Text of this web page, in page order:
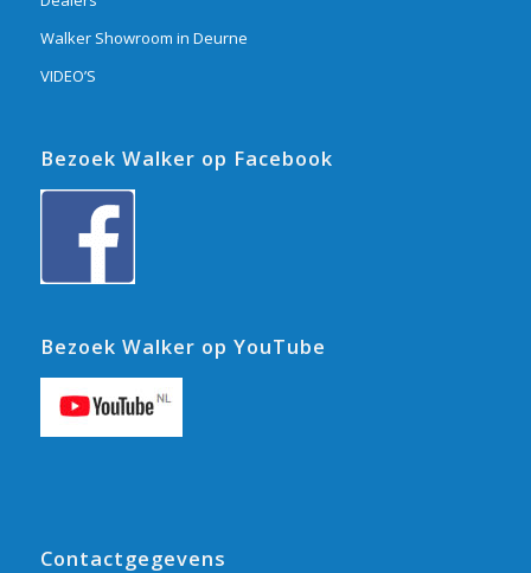
Walker Showroom in Deurne
VIDEO’S
Bezoek Walker op Facebook
Bezoek Walker op YouTube
Contactgegevens